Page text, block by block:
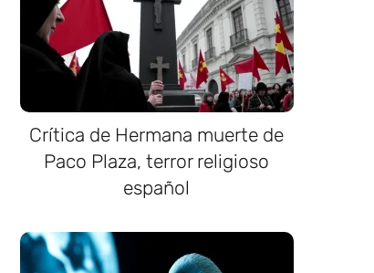
Crítica de Hermana muerte de
Paco Plaza, terror religioso
español